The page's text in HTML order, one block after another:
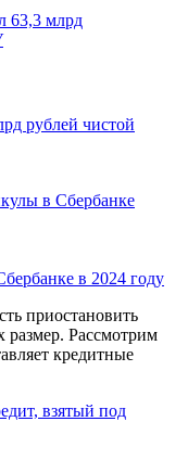
рублей чистой
в 2024 году
приостановить
Рассмотрим
кредитные